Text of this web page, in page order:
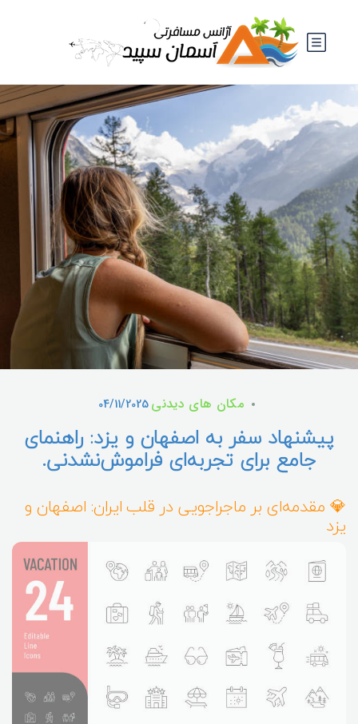
مکان های دیدنی04/11/2025
پیشنهاد سفر به اصفهان و یزد: راهنمای
جامع برای تجربه‌ای فراموش‌نشدنی.
💎 مقدمه‌ای بر ماجراجویی در قلب ایران: اصفهان و
یزد